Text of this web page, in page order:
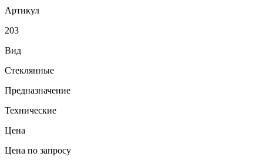
Артикул
203
Вид
Стеклянные
Предназначение
Технические
Цена
Цена по запросу